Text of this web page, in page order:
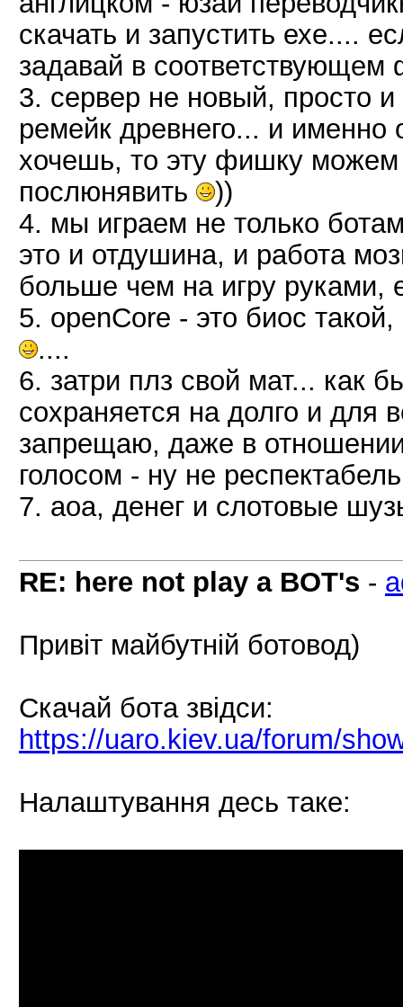
скачать и запустить ехе....
задавай в соответствующем
3. сервер не новый, просто
ремейк древнего... и именно
хочешь, то эту фишку
послюнявить
))
4. мы играем не только
это и отдушина, и работа
больше чем на игру руками,
5. openCore - это биос
....
6. затри плз свой мат... как
сохраняется на долго и для
запрещаю, даже в
голосом - ну не
7. аоа, денег и слотовые
RE: here not play a BOT's -
Привіт майбутній ботовод)
Скачай бота звідси:
https://uaro.kiev.ua/forum/
Налаштування десь таке: